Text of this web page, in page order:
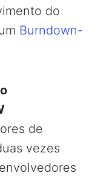
do
Burndown-
de
vezes